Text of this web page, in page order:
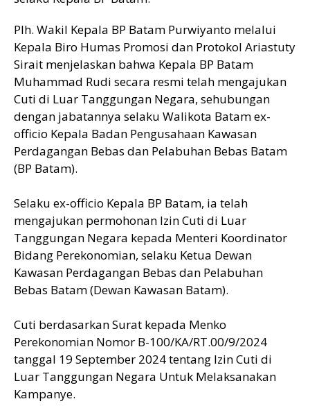
Plh. Wakil Kepala BP Batam Purwiyanto melalui
Kepala Biro Humas Promosi dan Protokol Ariastuty
Sirait menjelaskan bahwa Kepala BP Batam
Muhammad Rudi secara resmi telah mengajukan
Cuti di Luar Tanggungan Negara, sehubungan
dengan jabatannya selaku Walikota Batam ex-
officio Kepala Badan Pengusahaan Kawasan
Perdagangan Bebas dan Pelabuhan Bebas Batam
(BP Batam).
Selaku ex-officio Kepala BP Batam, ia telah
mengajukan permohonan Izin Cuti di Luar
Tanggungan Negara kepada Menteri Koordinator
Bidang Perekonomian, selaku Ketua Dewan
Kawasan Perdagangan Bebas dan Pelabuhan
Bebas Batam (Dewan Kawasan Batam).
Cuti berdasarkan Surat kepada Menko
Perekonomian Nomor B-100/KA/RT.00/9/2024
tanggal 19 September 2024 tentang Izin Cuti di
Luar Tanggungan Negara Untuk Melaksanakan
Kampanye.